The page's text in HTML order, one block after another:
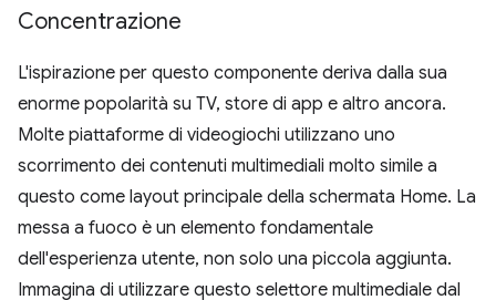
Concentrazione
L'ispirazione per questo componente deriva dalla sua
enorme popolarità su TV, store di app e altro ancora.
Molte piattaforme di videogiochi utilizzano uno
scorrimento dei contenuti multimediali molto simile a
questo come layout principale della schermata Home. La
messa a fuoco è un elemento fondamentale
dell'esperienza utente, non solo una piccola aggiunta.
Immagina di utilizzare questo selettore multimediale dal